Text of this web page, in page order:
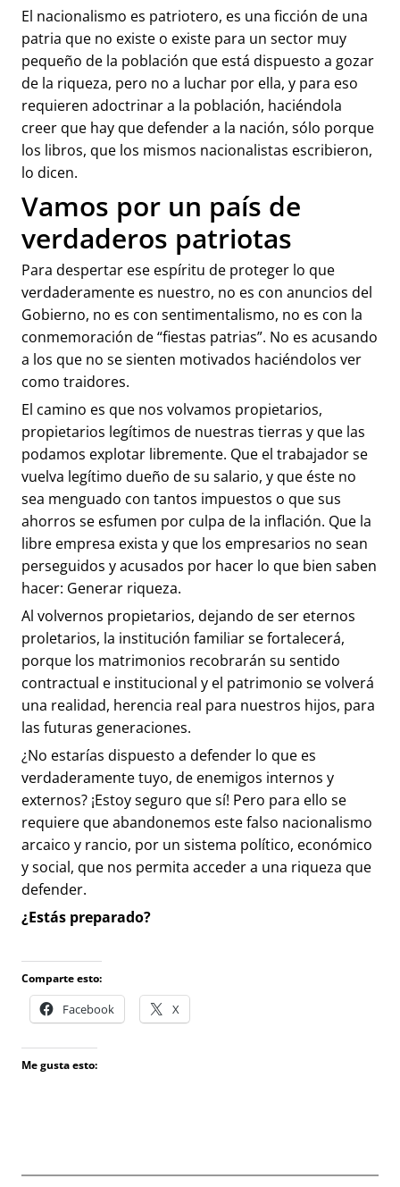
El nacionalismo es patriotero, es una ficción de una
patria que no existe o existe para un sector muy
pequeño de la población que está dispuesto a gozar
de la riqueza, pero no a luchar por ella, y para eso
requieren adoctrinar a la población, haciéndola
creer que hay que defender a la nación, sólo porque
los libros, que los mismos nacionalistas escribieron,
lo dicen.
Vamos por un país de
verdaderos patriotas
Para despertar ese espíritu de proteger lo que
verdaderamente es nuestro, no es con anuncios del
Gobierno, no es con sentimentalismo, no es con la
conmemoración de “fiestas patrias”. No es acusando
a los que no se sienten motivados haciéndolos ver
como traidores.
El camino es que nos volvamos propietarios,
propietarios legítimos de nuestras tierras y que las
podamos explotar libremente. Que el trabajador se
vuelva legítimo dueño de su salario, y que éste no
sea menguado con tantos impuestos o que sus
ahorros se esfumen por culpa de la inflación. Que la
libre empresa exista y que los empresarios no sean
perseguidos y acusados por hacer lo que bien saben
hacer: Generar riqueza.
Al volvernos propietarios, dejando de ser eternos
proletarios, la institución familiar se fortalecerá,
porque los matrimonios recobrarán su sentido
contractual e institucional y el patrimonio se volverá
una realidad, herencia real para nuestros hijos, para
las futuras generaciones.
¿No estarías dispuesto a defender lo que es
verdaderamente tuyo, de enemigos internos y
externos? ¡Estoy seguro que sí! Pero para ello se
requiere que abandonemos este falso nacionalismo
arcaico y rancio, por un sistema político, económico
y social, que nos permita acceder a una riqueza que
defender.
¿Estás preparado?
Comparte esto:
Facebook X
Me gusta esto: